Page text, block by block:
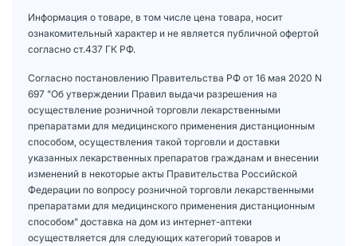
Информация о товаре, в том числе цена товара, носит
ознакомительный характер и не является публичной офертой
согласно ст.437 ГК РФ.
Согласно постановлению Правительства РФ от 16 мая 2020 N
697 "Об утверждении Правил выдачи разрешения на
осуществление розничной торговли лекарственными
препаратами для медицинского применения дистанционным
способом, осуществления такой торговли и доставки
указанных лекарственных препаратов гражданам и внесении
изменений в некоторые акты Правительства Российской
Федерации по вопросу розничной торговли лекарственными
препаратами для медицинского применения дистанционным
способом" доставка на дом из интернет-аптеки
осуществляется для следующих категорий товаров и